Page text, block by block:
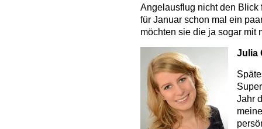
Angelausflug nicht den Blick
für Januar schon mal ein
möchten sie die ja sogar mit
Julia
Jahr